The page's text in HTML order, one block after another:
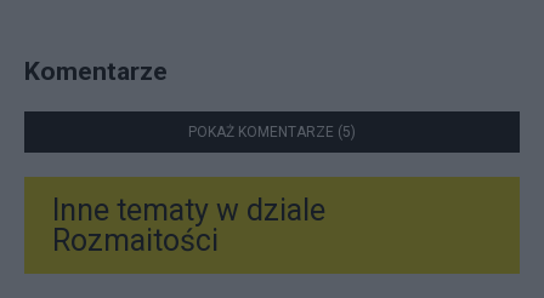
Komentarze
POKAŻ KOMENTARZE (5)
Inne tematy w dziale
Rozmaitości